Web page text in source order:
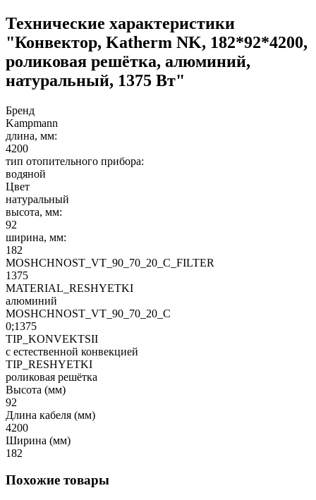
Технические характеристики
"Конвектор, Katherm NK, 182*92*4200,
роликовая решётка, алюминий,
натуральный, 1375 Вт"
Бренд
Kampmann
длина, мм:
4200
тип отопительного прибора:
водяной
Цвет
натуральный
высота, мм:
92
ширина, мм:
182
MOSHCHNOST_VT_90_70_20_C_FILTER
1375
MATERIAL_RESHYETKI
алюминий
MOSHCHNOST_VT_90_70_20_C
0;1375
TIP_KONVEKTSII
с естественной конвекцией
TIP_RESHYETKI
роликовая решётка
Высота (мм)
92
Длина кабеля (мм)
4200
Ширина (мм)
182
Похожие товары